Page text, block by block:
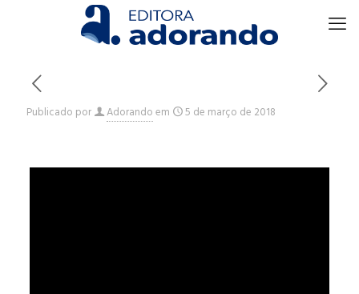
Publicado por Adorandoem 5 de março de 2018